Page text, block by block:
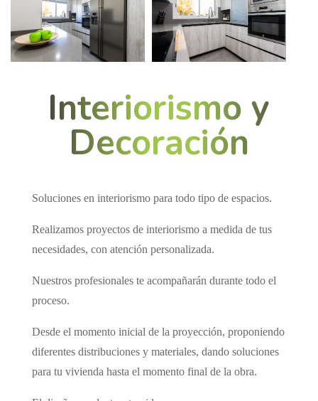
Interiorismo y
Decoración
Soluciones en interiorismo para todo tipo de espacios.
Realizamos proyectos de interiorismo a medida de tus
necesidades, con atención personalizada.
Nuestros profesionales te acompañarán durante todo el
proceso.
Desde el momento inicial de la proyección, proponiendo
diferentes distribuciones y materiales, dando soluciones
para tu vivienda hasta el momento final de la obra.